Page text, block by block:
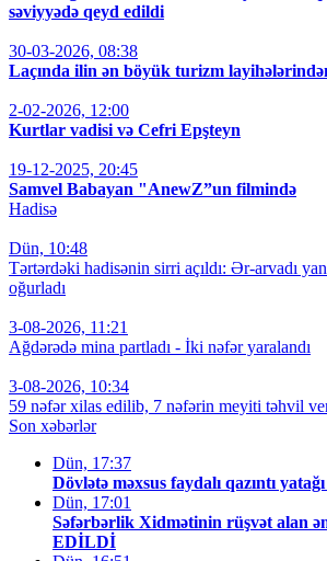
səviyyədə qeyd edildi
30-03-2026, 08:38
Laçında ilin ən böyük turizm
2-02-2026, 12:00
Kurtlar vadisi və Cefri Epşteyn
19-12-2025, 20:45
Samvel Babayan "AnewZ”un filmində
Hadisə
Dün, 10:48
Tərtərdəki hadisənin sirri açıldı: Ər-arvadı
oğurladı
3-08-2026, 11:21
Ağdərədə mina partladı - İki nəfər yaralandı
3-08-2026, 10:34
59 nəfər xilas edilib, 7 nəfərin meyiti təhvil
Son xəbərlər
Dün, 17:37
Dövlətə məxsus faydalı qazıntı yatağı
Dün, 17:01
Səfərbərlik Xidmətinin rüşvət alan
EDİLDİ